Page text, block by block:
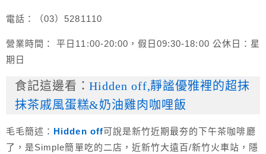
電話：（03）5281110
營業時間： 平日11:00-20:00，假日09:30-18:00 公休日：星
期日
食記這邊看：Hidden off,靜謐優雅裡的超抹
抹茶戚風蛋糕&奶油雞肉咖哩飯
毛毛簡述： Hidden off可說是新竹近期最夯的下午茶咖啡廳
了，是Simple簡單吃的二店，近新竹大遠百/新竹火車站，隱